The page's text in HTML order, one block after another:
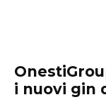
i nuovi gin